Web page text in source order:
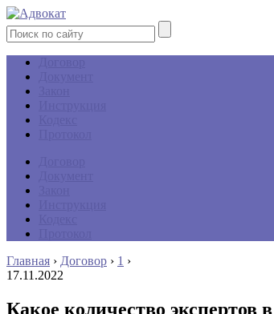
Главная › Договор › 1 ›
17.11.2022
Какое количество экспертов